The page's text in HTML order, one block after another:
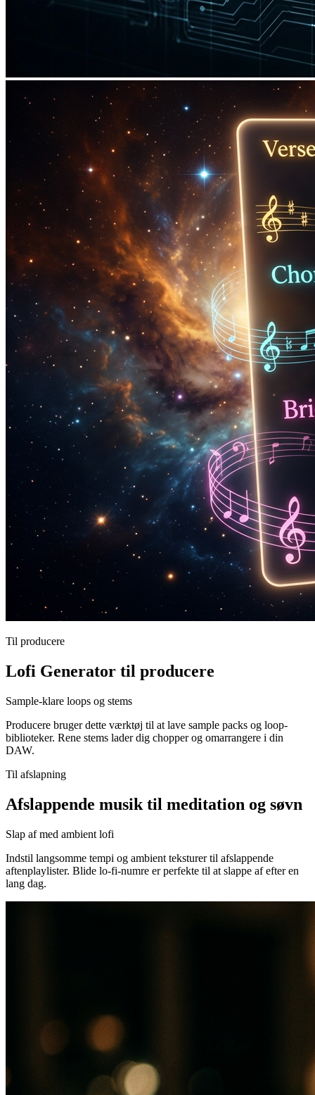
Til producere
Lofi Generator til producere
Sample-klare loops og stems
Producere bruger dette værktøj til at lave sample packs og loop-
biblioteker. Rene stems lader dig chopper og omarrangere i din
DAW.
Til afslapning
Afslappende musik til meditation og søvn
Slap af med ambient lofi
Indstil langsomme tempi og ambient teksturer til afslappende
aftenplaylister. Blide lo-fi-numre er perfekte til at slappe af efter en
lang dag.